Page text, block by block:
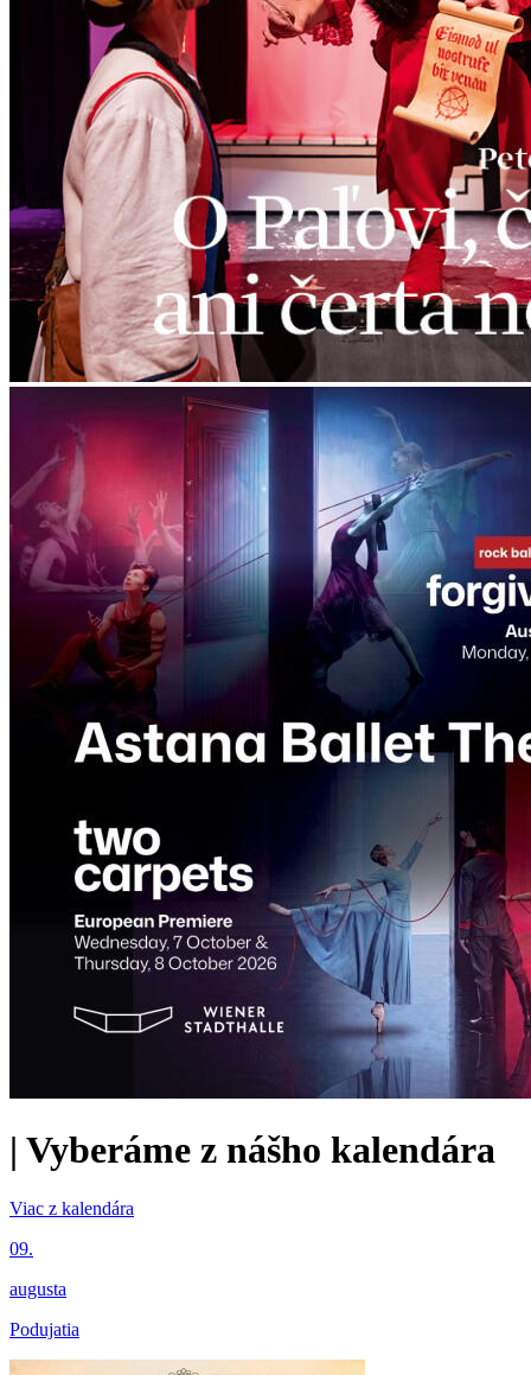
| Vyberáme z nášho kalendára
Viac z kalendára
09.
augusta
Podujatia